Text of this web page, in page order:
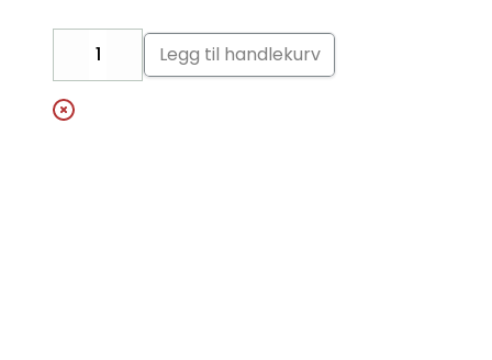
DecreaseIncrease
Legg til handlekurv